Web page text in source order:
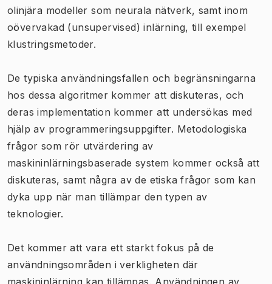
olinjära modeller som neurala nätverk, samt inom
oövervakad (unsupervised) inlärning, till exempel
klustringsmetoder.
De typiska användningsfallen och begränsningarna
hos dessa algoritmer kommer att diskuteras, och
deras implementation kommer att undersökas med
hjälp av programmeringsuppgifter. Metodologiska
frågor som rör utvärdering av
maskininlärningsbaserade system kommer också att
diskuteras, samt några av de etiska frågor som kan
dyka upp när man tillämpar den typen av
teknologier.
Det kommer att vara ett starkt fokus på de
användningsområden i verkligheten där
maskininlärning kan tillämpas. Användningen av